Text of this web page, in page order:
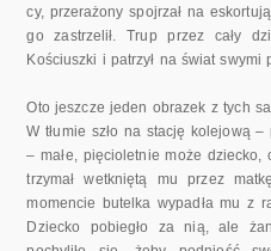
cy, przerażony spojrzał na
go zastrzelił. Trup przez cały
Kościuszki i patrzył na świat swymi
Oto jeszcze jeden obrazek z tych
W tłumie szło na stację kolejową
– małe, pięcioletnie może dziecko,
trzymał wetkniętą mu przez
momencie butelka wypadła mu z
Dziecko pobiegło za nią, ale